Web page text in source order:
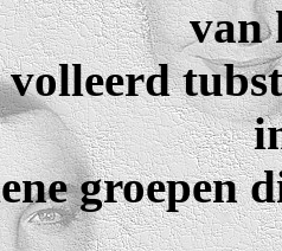
van
volleerd
groepen